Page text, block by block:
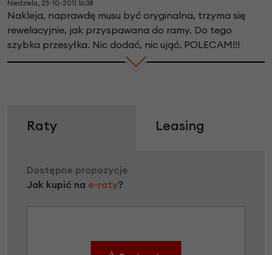
Niedziela, 23-10-2011 16:38
Nakleja, naprawdę musu być oryginalna, trzyma się
rewelacyjnie, jak przyspawana do ramy. Do tego
szybka przesyłka. Nic dodać, nic ująć. POLECAM!!!
Raty Leasing
Dostępne propozycje
Jak kupić na e-raty?